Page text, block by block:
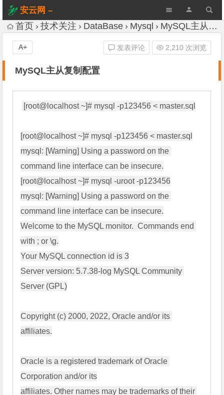
安云网 –
AnYun.ORG
首页 技术关注 DataBase Mysql MySQL主从复制配置
MySQL主从复制配置
发表评论 2,210 次浏览
A+
[root@localhost ~]# mysql -p123456 < master.sql
[root@localhost ~]# mysql -p123456 < master.sql
mysql: [Warning] Using a password on the
command line interface can be insecure.
[root@localhost ~]# mysql -uroot -p123456
mysql: [Warning] Using a password on the
command line interface can be insecure.
Welcome to the MySQL monitor.  Commands end
with ; or \g.
Your MySQL connection id is 3
Server version: 5.7.38-log MySQL Community
Server (GPL)
Copyright (c) 2000, 2022, Oracle and/or its
affiliates.
Oracle is a registered trademark of Oracle
Corporation and/or its
affiliates. Other names may be trademarks of their